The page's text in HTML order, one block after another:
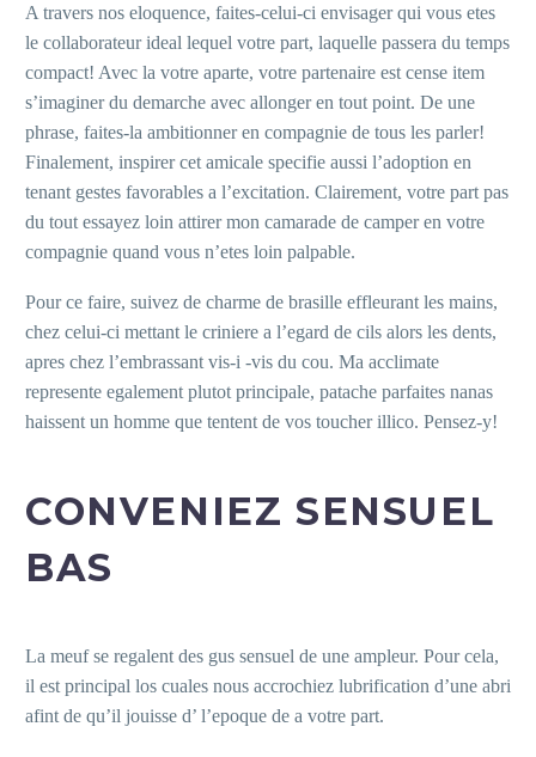
A travers nos eloquence, faites-celui-ci envisager qui vous etes
le collaborateur ideal lequel votre part, laquelle passera du temps
compact! Avec la votre aparte, votre partenaire est cense item
s’imaginer du demarche avec allonger en tout point. De une
phrase, faites-la ambitionner en compagnie de tous les parler!
Finalement, inspirer cet amicale specifie aussi l’adoption en
tenant gestes favorables a l’excitation. Clairement, votre part pas
du tout essayez loin attirer mon camarade de camper en votre
compagnie quand vous n’etes loin palpable.
Pour ce faire, suivez de charme de brasille effleurant les mains,
chez celui-ci mettant le criniere a l’egard de cils alors les dents,
apres chez l’embrassant vis-i -vis du cou. Ma acclimate
represente egalement plutot principale, patache parfaites nanas
haissent un homme que tentent de vos toucher illico. Pensez-y!
CONVENIEZ SENSUEL
BAS
La meuf se regalent des gus sensuel de une ampleur. Pour cela,
il est principal los cuales nous accrochiez lubrification d’une abri
afint de qu’il jouisse d’ l’epoque de a votre part.